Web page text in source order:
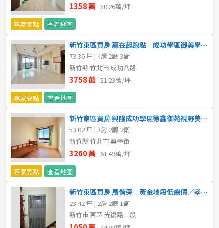
1358 萬 50.26萬/坪
專家亮點
查看地圖
新竹東區買房 贏在起跑點｜成功學區御美學｜景觀四房雙車
73.36 坪 | 4房 2廳 3衛
新竹縣 竹北市 成功八路
3758 萬 51.23萬/坪
專家亮點
查看地圖
新竹東區買房 興隆成功學區德鑫御苑視野美三房
53.02 坪 | 3房 2廳 2衛
新竹縣 竹北市 興學街
3260 萬 61.49萬/坪
專家亮點
查看地圖
新竹東區買房 馬偕旁｜黃金地段低總價／孝親房
23.42 坪 | 2房 2廳 1衛
新竹市 東區 光復路二段